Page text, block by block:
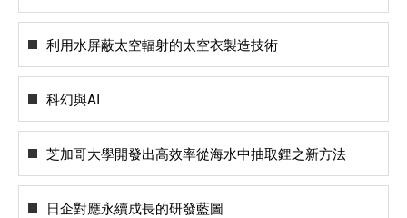
利用水屏蔽太空輻射的太空衣製造技術
科幻與AI
芝加哥大學開發出高效率從海水中抽取鋰之新方法
日企對應永續成長的研發藍圖